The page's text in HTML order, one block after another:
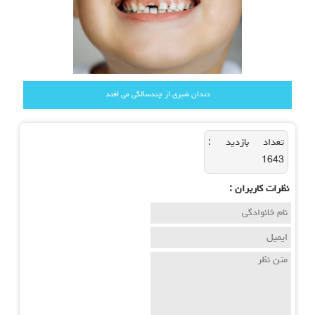
دندان شیری از چندسالگی می افتد
تعداد بازديد :
1643
نظرات كاربران :